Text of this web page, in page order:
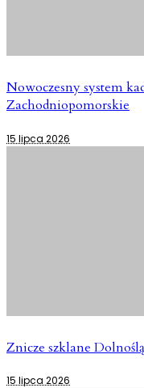
Nowoczesny system
Zachodniopomorskie
15 lipca 2026
Znicze szklane
15 lipca 2026